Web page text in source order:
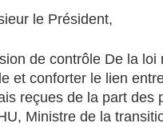
le Président,
de contrôle De la
et conforter le lien
reçues de la part
Ministre de la